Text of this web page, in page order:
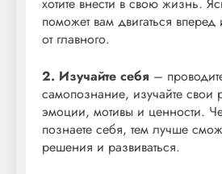
хотите внести в свою жизнь.
поможет вам двигаться вперед
от главного.
2. Изучайте себя –
самопознание, изучайте свои
эмоции, мотивы и ценности.
познаете себя, тем лучше
решения и развиваться.